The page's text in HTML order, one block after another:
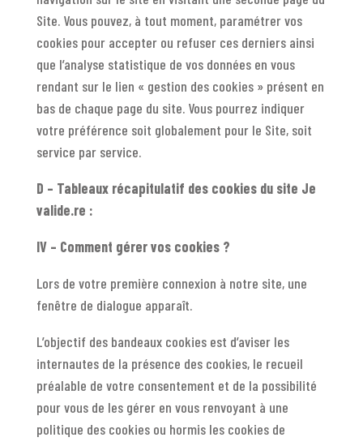
Site. Vous pouvez, à tout moment, paramétrer vos
cookies pour accepter ou refuser ces derniers ainsi
que l’analyse statistique de vos données en vous
rendant sur le lien « gestion des cookies » présent en
bas de chaque page du site. Vous pourrez indiquer
votre préférence soit globalement pour le Site, soit
service par service.
D – Tableaux récapitulatif des cookies du site Je
valide.re :
IV – Comment gérer vos cookies ?
Lors de votre première connexion à notre site, une
fenêtre de dialogue apparaît.
L’objectif des bandeaux cookies est d’aviser les
internautes de la présence des cookies, le recueil
préalable de votre consentement et de la possibilité
pour vous de les gérer en vous renvoyant à une
politique des cookies ou hormis les cookies de